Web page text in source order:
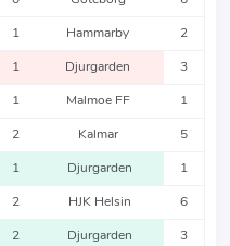
1 Hammarby 2
1 Djurgarden 3
1 Malmoe FF 1
2 Kalmar 5
1 Djurgarden 1
2 HJK Helsin 6
2 Djurgarden 3